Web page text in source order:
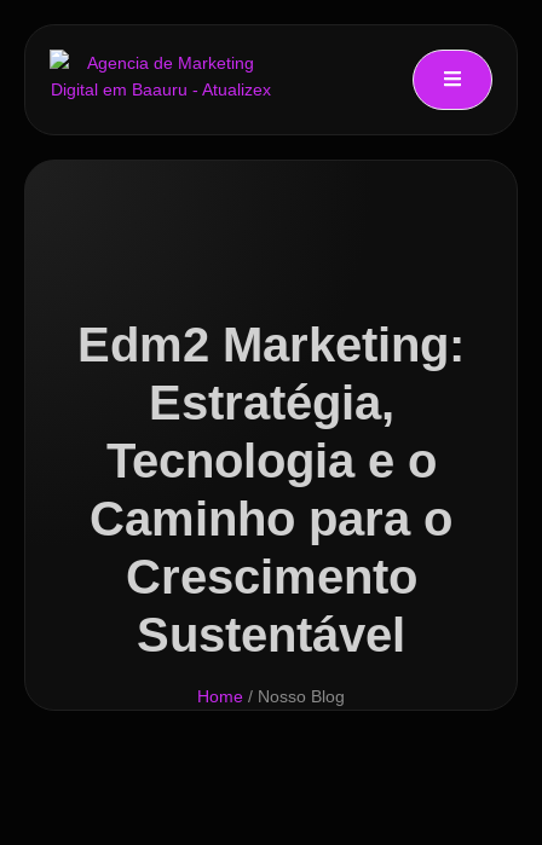
Edm2 Marketing:
Estratégia,
Tecnologia e o
Caminho para o
Crescimento
Sustentável
Home / Nosso Blog